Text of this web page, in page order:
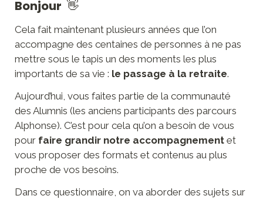
Bonjour 👋
Cela fait maintenant plusieurs années que l’on
accompagne des centaines de personnes à ne pas
mettre sous le tapis un des moments les plus
importants de sa vie : le passage à la retraite.
Aujourd’hui, vous faites partie de la communauté
des Alumnis (les anciens participants des parcours
Alphonse). C’est pour cela qu’on a besoin de vous
pour faire grandir notre accompagnement et
vous proposer des formats et contenus au plus
proche de vos besoins.
Dans ce questionnaire, on va aborder des sujets sur